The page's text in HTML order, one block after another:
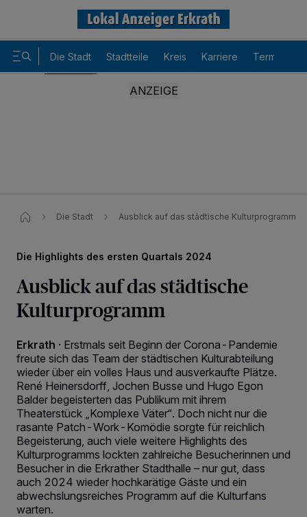
Die Stadt Stadtteile Kreis Karriere Termine
Die Stadt Ausblick auf das städtische Kulturprogramm​
Die Highlights des ersten Quartals 2024
Ausblick auf das städtische
Kulturprogramm
Erkrath · Erstmals seit Beginn der Corona-Pandemie
freute sich das Team der städtischen Kulturabteilung
wieder über ein volles Haus und ausverkaufte Plätze.
René Heinersdorff, Jochen Busse und Hugo Egon
Balder begeisterten das Publikum mit ihrem
Theaterstück „Komplexe Väter“. Doch nicht nur die
rasante Patch-Work-Komödie sorgte für reichlich
Begeisterung, auch viele weitere Highlights des
Kulturprogramms lockten zahlreiche Besucherinnen und
Besucher in die Erkrather Stadthalle – nur gut, dass
auch 2024 wieder hochkarätige Gäste und ein
abwechslungsreiches Programm auf die Kulturfans
warten.